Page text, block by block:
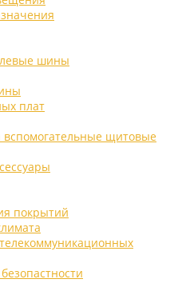
шины
плат
щитовые
покрытий